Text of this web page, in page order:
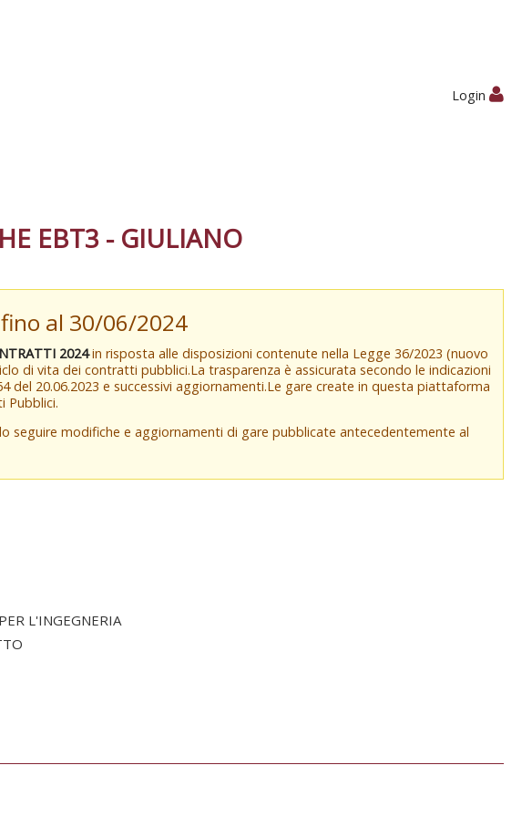
Login
EBT3 - GIULIANO
al 30/06/2024
2024in risposta alle disposizioni contenute nella Legge 36/2023 (nuovo
di vita dei contratti pubblici.La trasparenza è assicurata secondo le indicazioni
del 20.06.2023 e successivi aggiornamenti.Le gare create in questa piattaforma
Pubblici.
seguire modifiche e aggiornamenti di gare pubblicate antecedentemente al
L'INGEGNERIA